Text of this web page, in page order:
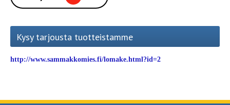
Kysy tarjousta tuotteistamme
http://www.sammakkomies.fi/lomake.html?id=2